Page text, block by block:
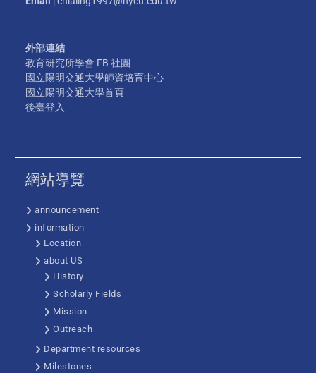
外部連結
教育研究所學會 FB 社團
國立陽明交通大學師資培育中心
國立陽明交通大學首頁
後臺登入
網站導覽
announcement
information
Location
about US
History
Scholarly Fields
Mission
Outreach
Department resources
Milestones